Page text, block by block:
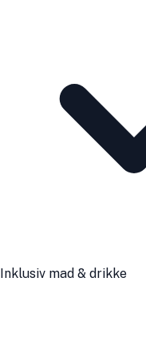
Inklusiv mad & drikke